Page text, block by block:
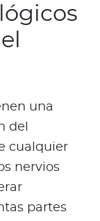
una
del
cualquier
nervios
partes